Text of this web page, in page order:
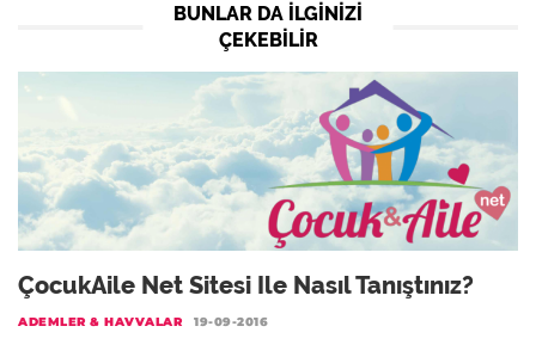
BUNLAR DA ILGINIZI
ÇEKEBILIR
ÇocukAile Net Sitesi Ile Nasıl Tanıştınız?
ADEMLER & HAVVALAR 19-09-2016